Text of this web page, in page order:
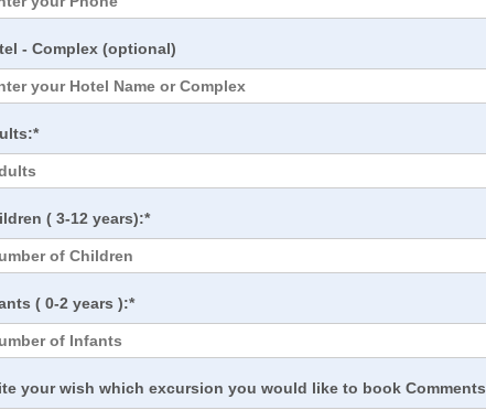
- Complex (optional)
( 3-12 years):*
( 0-2 years ):*
your wish which excursion you would like to book Comments